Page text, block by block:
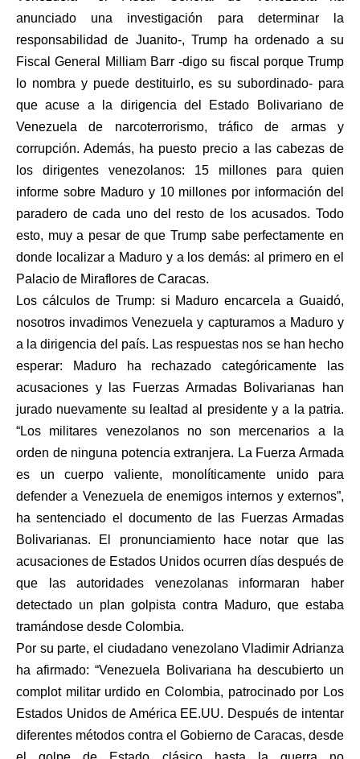
anunciado una investigación para determinar la
responsabilidad de Juanito-, Trump ha ordenado a su
Fiscal General Milliam Barr -digo su fiscal porque Trump
lo nombra y puede destituirlo, es su subordinado- para
que acuse a la dirigencia del Estado Bolivariano de
Venezuela de narcoterrorismo, tráfico de armas y
corrupción. Además, ha puesto precio a las cabezas de
los dirigentes venezolanos: 15 millones para quien
informe sobre Maduro y 10 millones por información del
paradero de cada uno del resto de los acusados. Todo
esto, muy a pesar de que Trump sabe perfectamente en
donde localizar a Maduro y a los demás: al primero en el
Palacio de Miraflores de Caracas.
Los cálculos de Trump: si Maduro encarcela a Guaidó,
nosotros invadimos Venezuela y capturamos a Maduro y
a la dirigencia del país. Las respuestas nos se han hecho
esperar: Maduro ha rechazado categóricamente las
acusaciones y las Fuerzas Armadas Bolivarianas han
jurado nuevamente su lealtad al presidente y a la patria.
“Los militares venezolanos no son mercenarios a la
orden de ninguna potencia extranjera. La Fuerza Armada
es un cuerpo valiente, monolíticamente unido para
defender a Venezuela de enemigos internos y externos”,
ha sentenciado el documento de las Fuerzas Armadas
Bolivarianas. El pronunciamiento hace notar que las
acusaciones de Estados Unidos ocurren días después de
que las autoridades venezolanas informaran haber
detectado un plan golpista contra Maduro, que estaba
tramándose desde Colombia.
Por su parte, el ciudadano venezolano Vladimir Adrianza
ha afirmado: “Venezuela Bolivariana ha descubierto un
complot militar urdido en Colombia, patrocinado por Los
Estados Unidos de América EE.UU. Después de intentar
diferentes métodos contra el Gobierno de Caracas, desde